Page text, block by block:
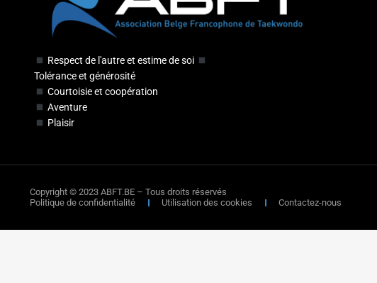
Respect de l'autre et estime de soi
Tolérance et générosité
Courtoisie et coopération
Aventure
Plaisir
Copyright © 2023 ABFT.BE – Tous droits réservés
Politique de confidentialité
Utilisation des cookies Contactez-nous